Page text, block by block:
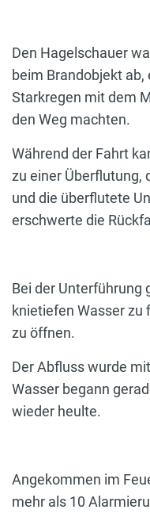
Den Hagelschauer
beim Brandobjekt ab,
Starkregen mit dem
den Weg machten.
Während der Fahrt
zu einer Überflutung,
und die überflutete
erschwerte die
Bei der Unterführung
knietiefen Wasser zu
zu öffnen.
Der Abfluss wurde
Wasser begann
wieder heulte.
Angekommen im
mehr als 10